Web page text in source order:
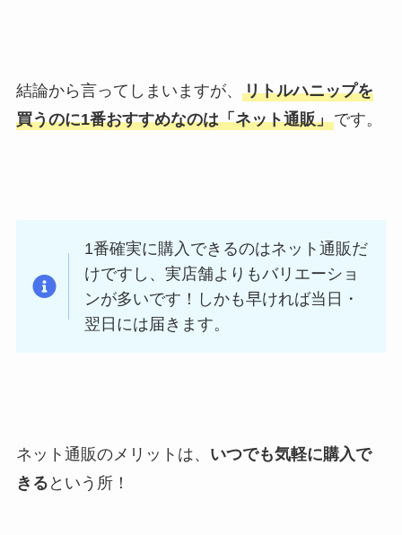
結論から言ってしまいますが、 リトルハニップを
買うのに1番おすすめなのは「ネット通販」です。
1番確実に購入できるのはネット通販だ
けですし、実店舗よりもバリエーショ
ンが多いです！しかも早ければ当日・
翌日には届きます。
ネット通販のメリットは、 いつでも気軽に購入で
きる という所！